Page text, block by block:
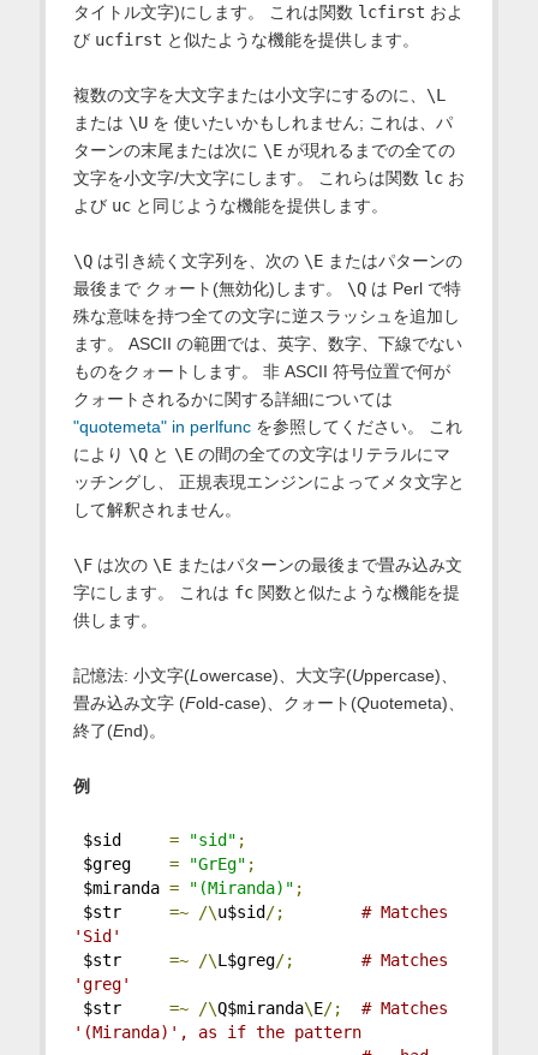
タイトル文字)にします。 これは関数 lcfirst およ
び ucfirst と似たような機能を提供します。
複数の文字を大文字または小文字にするのに、 \L
または \Uを 使いたいかもしれません; これは、パ
ターンの末尾または次に \Eが現れるまでの全ての
文字を小文字/大文字にします。 これらは関数 lcお
よび ucと同じような機能を提供します。
\Qは引き続く文字列を、次の \Eまたはパターンの
最後まで クォート(無効化)します。 \Qは Perl で特
殊な意味を持つ全ての文字に逆スラッシュを追加し
ます。 ASCII の範囲では、英字、数字、下線でない
ものをクォートします。 非 ASCII 符号位置で何が
クォートされるかに関する詳細については
"quotemeta" in perlfuncを参照してください。 これ
により \Qと \Eの間の全ての文字はリテラルにマ
ッチングし、 正規表現エンジンによってメタ文字と
して解釈されません。
\Fは次の \Eまたはパターンの最後まで畳み込み文
字にします。 これは fc関数と似たような機能を提
供します。
記憶法: 小文字(L owercase)、大文字(Uppercase)、
畳み込み文字 (Fold-case)、クォート(Quotemeta)、
終了(End)。
例
$sid = "sid" ;
$greg = "GrEg" ;
$miranda = "(Miranda)" ;
$str =~ /\u$sid /;
# Matches
'Sid'
$str =~ /\L$greg/;
# Matches
'greg'
$str =~ /\Q$miranda\E/;
# Matches
'(Miranda)', as if the pattern